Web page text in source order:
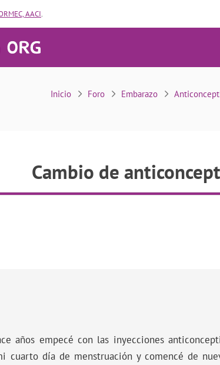
AACI.
Cambio de anticonceptivas
Inicio Foro Embarazo
Cambio de
años empecé con las inyecciones
cuarto día de menstruación y comencé de